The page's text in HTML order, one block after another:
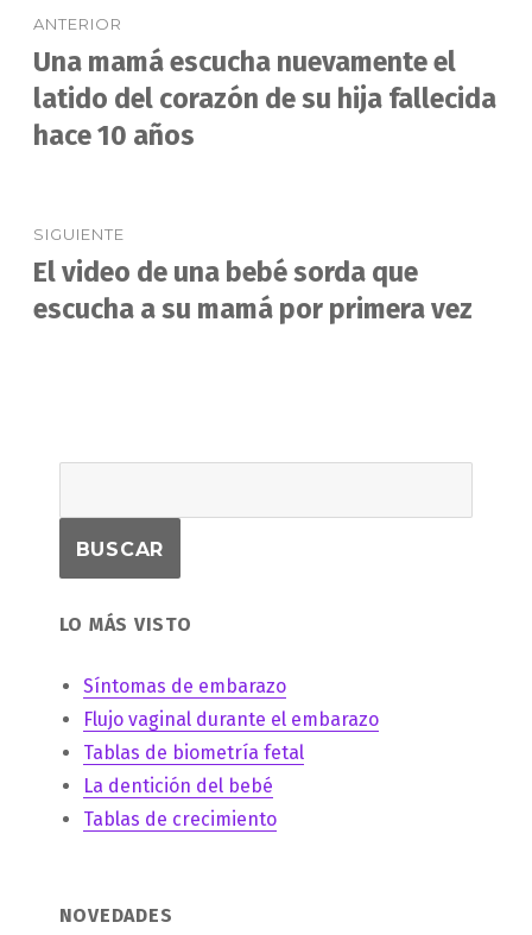
de
entradas
ANTERIOR
Entrada
anterior:
Una mamá escucha nuevamente el
latido del corazón de su hija fallecida
hace 10 años
SIGUIENTE
Entrada
siguiente:
El video de una bebé sorda que
escucha a su mamá por primera vez
LO MÁS VISTO
Síntomas de embarazo
Flujo vaginal durante el embarazo
Tablas de biometría fetal
La dentición del bebé
Tablas de crecimiento
NOVEDADES